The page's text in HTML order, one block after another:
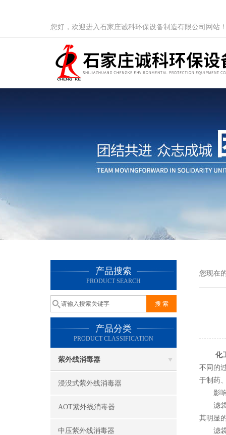
您好，欢迎进入石家庄诚科环保设备制造有限公司网站
产品搜索
PRODUCT SEARCH
产品分类
PRODUCT CLASSIFICATION
紫外线消毒器
浸没式紫外线消毒器
AOT紫外线消毒器
中压紫外线消毒器
您现在
化
不同的
于制药
影响
滤袋
其明显
滤袋